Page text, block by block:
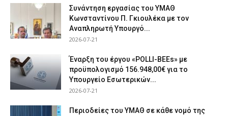
Συνάντηση εργασίας του ΥΜΑΘ
Κωνσταντίνου Π. Γκιουλέκα με τον
Αναπληρωτή Υπουργό...
2026-07-21
Έναρξη του έργου «POLLI-BEEs» με
προϋπολογισμό 156.948,00€ για το
Υπουργείο Εσωτερικών...
2026-07-21
Περιοδείες του ΥΜΑΘ σε κάθε νομό της